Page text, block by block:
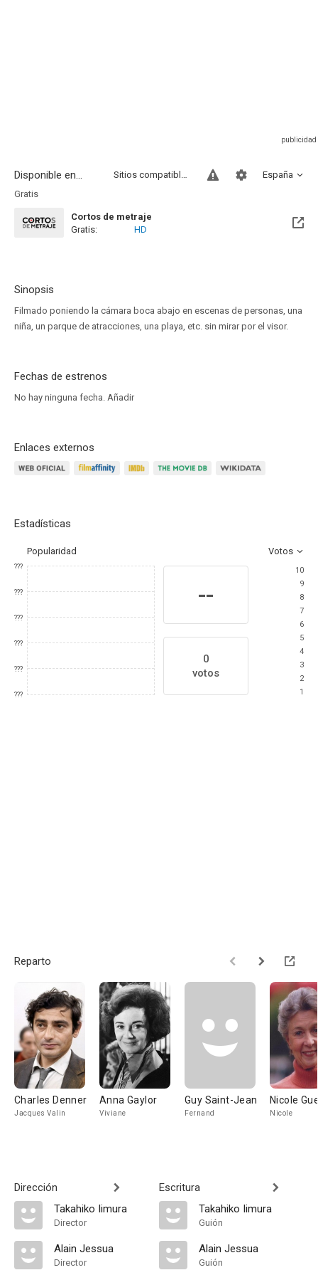
Disponible en... España
Sitios compatibles
Gratis
Cortos de metraje
Gratis:
HD
Sinopsis
Filmado poniendo la cámara boca abajo en escenas de personas, una
niña, un parque de atracciones, una playa, etc. sin mirar por el visor.
Fechas de estrenos
No hay ninguna fecha. Añadir
Enlaces externos
Estadísticas
Popularidad Votos
???
???
???
???
???
???
--
0
votos
10
9
8
7
6
5
4
3
2
1
Reparto
Charles Denner
Jacques Valin
Anna Gaylor
Viviane
Guy Saint-Jean
Fernand
Nicole
Nicole
Dirección
Takahiko Iimura
Director
Alain Jessua
Director
Escritura
Takahiko Iimura
Guión
Alain Jessua
Guión